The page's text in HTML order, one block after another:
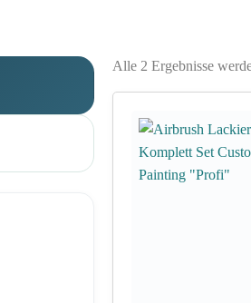
Alle 2 Ergebnisse